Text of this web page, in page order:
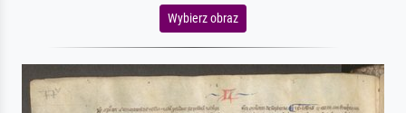
Wybierz obraz